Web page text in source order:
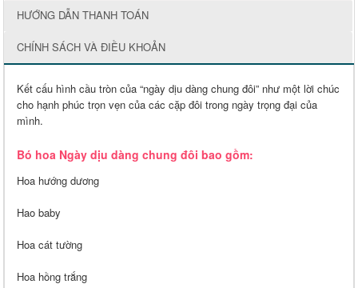
HƯỚNG DẪN THANH TOÁN
CHÍNH SÁCH VÀ ĐIỀU KHOẢN
Kết cấu hình cầu tròn của “ngày dịu dàng chung đôi” như một lời chúc
cho hạnh phúc trọn vẹn của các cặp đôi trong ngày trọng đại của
mình.
Bó hoa Ngày dịu dàng chung đôi bao gồm:
Hoa hướng dương
Hao baby
Hoa cát tường
Hoa hồng trắng